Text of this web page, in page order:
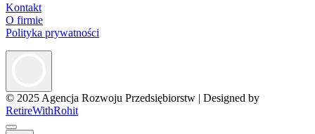
Kontakt
O firmie
Polityka prywatności
© 2025 Agencja Rozwoju Przedsiębiorstw | Designed by
RetireWithRohit